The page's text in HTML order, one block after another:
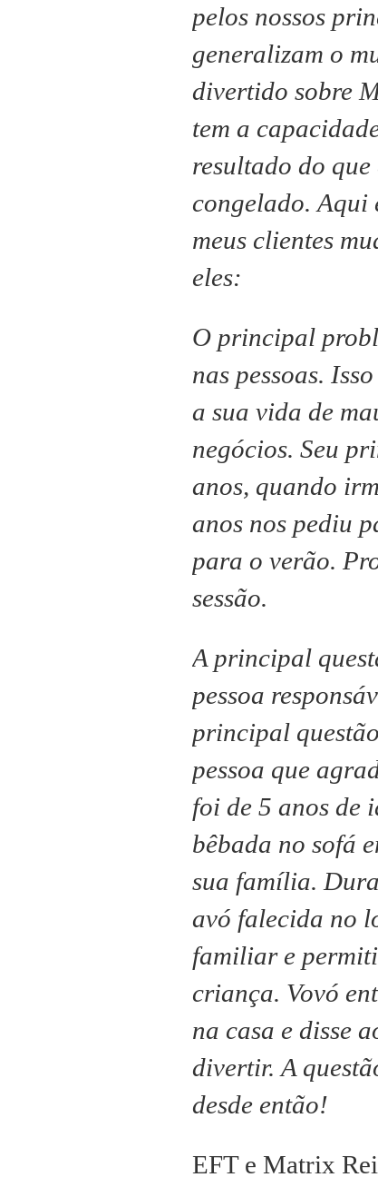
pelos nossos
generalizam o
divertido sobre
tem a
resultado do
congelado. Aqui
meus clientes
eles:
O principal
nas pessoas.
a sua vida de
negócios. Seu
anos, quando
anos nos pediu
para o verão.
sessão.
A principal
pessoa
principal
pessoa que
foi de 5 anos de
bêbada no sofá
sua família.
avó falecida no
familiar e
criança. Vovó
na casa e disse
divertir. A
desde então!
EFT e Matrix